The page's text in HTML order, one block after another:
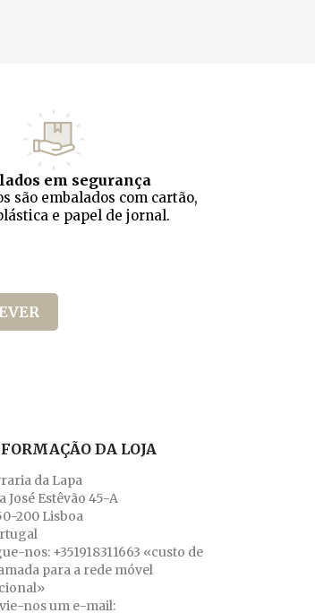
em segurança
são embalados com cartão,
e papel de jornal.
DA LOJA
da Lapa
José Estêvão 45-A
200 Lisboa
nos: +351918311663 «custo de
para a rede móvel
nos um e-mail: